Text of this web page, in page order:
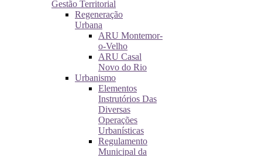
Gestão Territorial
Regeneração
Urbana
ARU Montemor-
o-Velho
ARU Casal
Novo do Rio
Urbanismo
Elementos
Instrutórios Das
Diversas
Operações
Urbanísticas
Regulamento
Municipal da